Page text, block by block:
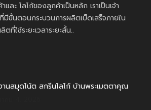
และ โลโก้ของลูกค้าเป็นหลัก เราเป็นเจ้า
มีขั้นตอนกระบวนการผลิตเบ็ดเสร็จภายใน
ที่ใช้ระยะเวลาระยะสั้น..
นสมุดโน้ต สกรีนโลโก้ บ้านพระเมตตาคุณ